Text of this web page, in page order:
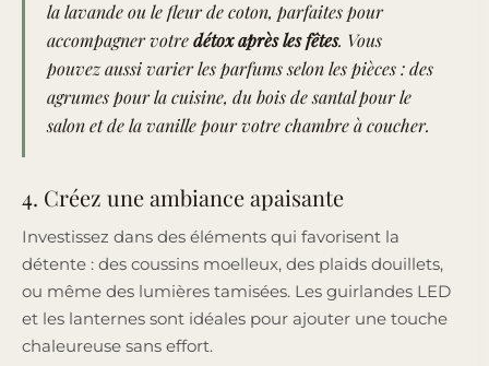
la lavande ou le fleur de coton, parfaites pour
accompagner votredétox après les fêtes. Vous
pouvez aussi varier les parfums selon les pièces : des
agrumes pour la cuisine, du bois de santal pour le
salon et de la vanille pour votre chambre à coucher.
4. Créez une ambiance apaisante
Investissez dans des éléments qui favorisent la
détente : des coussins moelleux, des plaids douillets,
ou même des lumières tamisées. Les guirlandes LED
et les lanternes sont idéales pour ajouter une touche
chaleureuse sans effort.